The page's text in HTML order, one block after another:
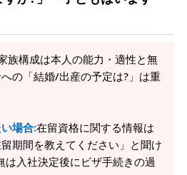
族構成は本人の能力・適性と無
の「結婚/出産の予定は?」は重
場合:在留資格に関する情報は
留期間を教えてください」と聞け
は入社決定後にビザ手続きの過